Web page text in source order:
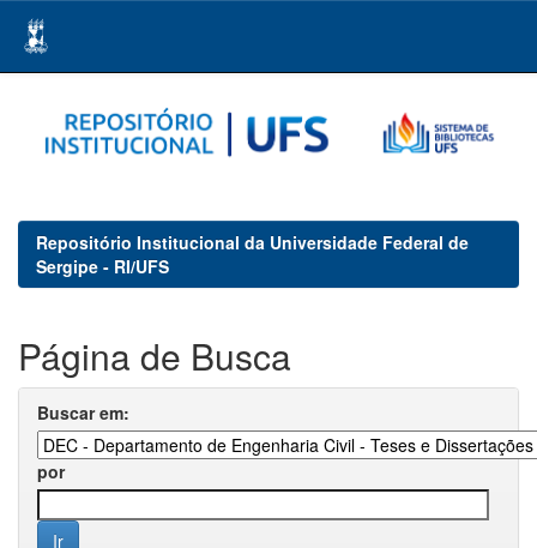
navigation
Repositório Institucional da Universidade Federal de
Sergipe - RI/UFS
Página de Busca
Buscar em:
por